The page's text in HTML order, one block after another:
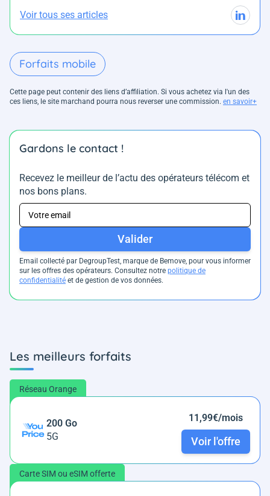
Voir tous ses articles
Forfaits mobile
Cette page peut contenir des liens d’affiliation. Si vous achetez via l'un des
ces liens, le site marchand pourra nous reverser une commission. en savoir+
Gardons le contact !
Recevez le meilleur de l’actu des opérateurs télécom et
nos bons plans.
Valider
Email collecté par DegroupTest, marque de Bemove, pour vous informer
sur les offres des opérateurs. Consultez notre politique de
confidentialité et de gestion de vos données.
Les meilleurs forfaits
Réseau Orange
200 Go
5G
11,99€/mois
Voir l'offre
Carte SIM ou eSIM offerte